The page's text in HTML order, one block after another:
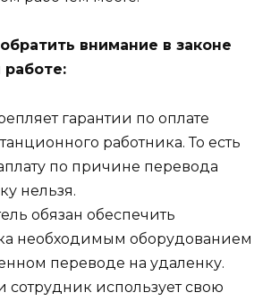
внимание в законе
гарантии по оплате
работника. То есть
по причине перевода
нельзя.
обязан обеспечить
необходимым оборудованием
переводе на удаленку.
сотрудник использует свою